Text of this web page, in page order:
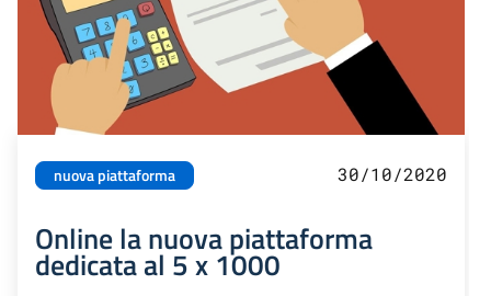
nuova piattaforma 30/10/2020
Online la nuova piattaforma
dedicata al 5 x 1000